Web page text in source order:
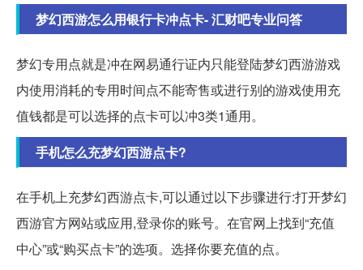
梦幻西游怎么用银行卡冲点卡- 汇财吧专业问答
梦幻专用点就是冲在网易通行证内只能登陆梦幻西游游戏
内使用消耗的专用时间点不能寄售或进行别的游戏使用充
值钱都是可以选择的点卡可以冲3类1通用。
手机怎么充梦幻西游点卡?
在手机上充梦幻西游点卡,可以通过以下步骤进行:打开梦幻
西游官方网站或应用,登录你的账号。在官网上找到“充值
中心”或“购买点卡”的选项。选择你要充值的点。